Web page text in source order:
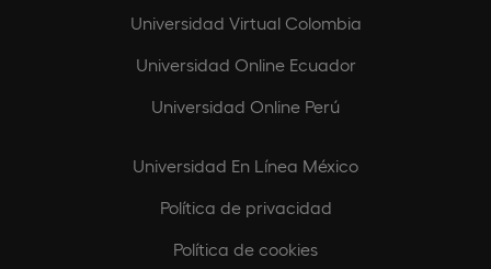
Universidad Virtual Colombia
Universidad Online Ecuador
Universidad Online Perú
Universidad En Línea México
Política de privacidad
Política de cookies